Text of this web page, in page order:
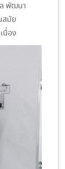
พัฒนา
สมัย
นื่อง